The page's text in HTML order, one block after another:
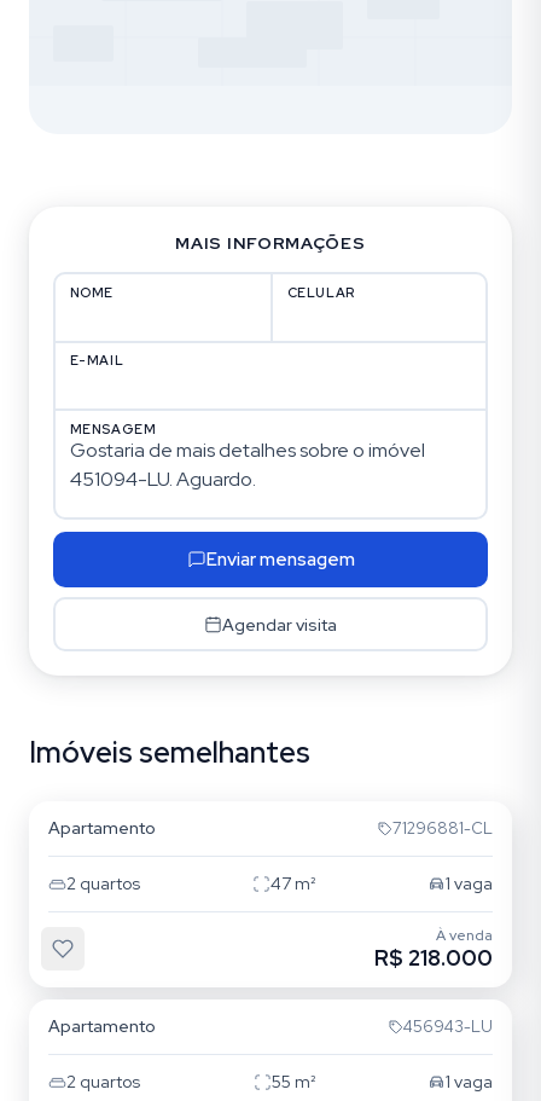
MAIS INFORMAÇÕES
NOME CELULAR
E-MAIL
MENSAGEM
Enviar mensagem
Agendar visita
Imóveis semelhantes
Tristeza
Apartamento 71296881-CL
2 quartos 47 m² 1 vaga
À venda
R$ 218.000
Apartamento 456943-LU
2 quartos 55 m² 1 vaga